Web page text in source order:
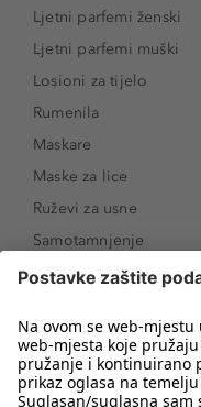
Ljetni parfemi ženski
Ljetni parfemi muški
Losioni za tijelo
Rumenila
Maskare
Maske za lice
Ruževi za usne
Samotamnjenje
Puderi
Proizvodi za obrve
Sunce i zaštita
Serumi za lice